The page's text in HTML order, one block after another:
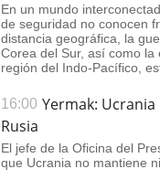
En un mundo
de seguridad no conocen
distancia geográfica, la
Corea del Sur, así como
región del Indo-Pacífico,
16:00 Yermak:
Rusia
El jefe de la Oficina del
que Ucrania no mantiene